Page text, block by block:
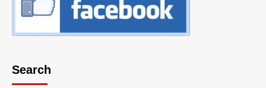
Search